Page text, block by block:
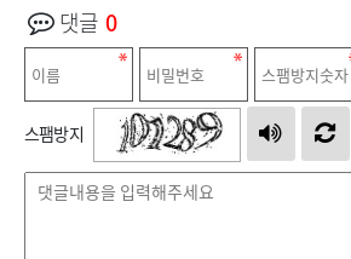
댓글 0
스팸방지